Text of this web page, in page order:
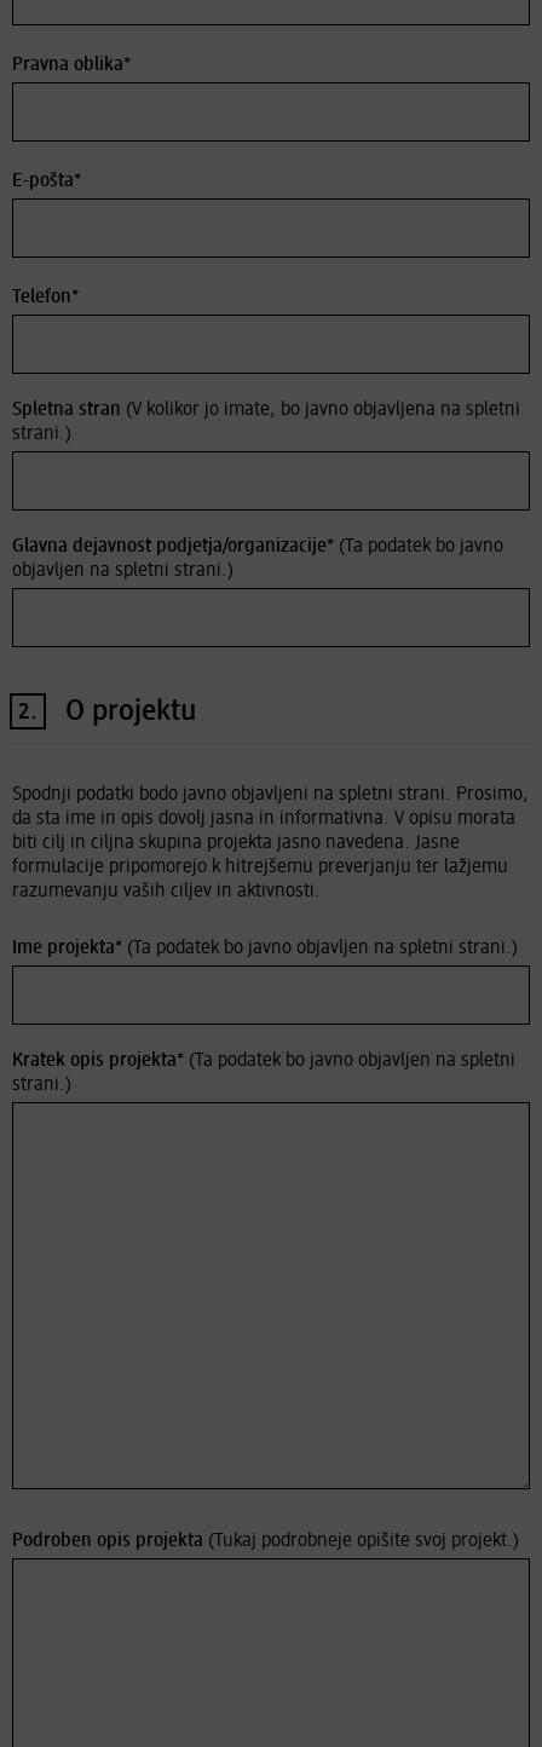
Pravna oblika*
E-pošta*
Telefon*
Spletna stran (V kolikor jo imate, bo javno objavljena na spletni
strani.)
Glavna dejavnost podjetja/organizacije* (Ta podatek bo javno
objavljen na spletni strani.)
2. O projektu
Spodnji podatki bodo javno objavljeni na spletni strani. Prosimo,
da sta ime in opis dovolj jasna in informativna. V opisu morata
biti cilj in ciljna skupina projekta jasno navedena. Jasne
formulacije pripomorejo k hitrejšemu preverjanju ter lažjemu
razumevanju vaših ciljev in aktivnosti.
Ime projekta* (Ta podatek bo javno objavljen na spletni strani.)
Kratek opis projekta* (Ta podatek bo javno objavljen na spletni
strani.)
Podroben opis projekta (Tukaj podrobneje opišite svoj projekt.)